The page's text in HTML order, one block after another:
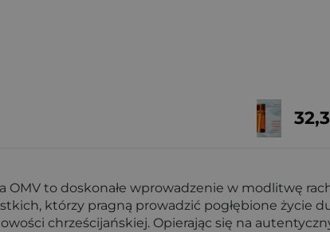
OMV to doskonałe wprowadzenie w modlitwę
którzy pragną prowadzić pogłębione życie
chrześcijańskiej. Opierając się na